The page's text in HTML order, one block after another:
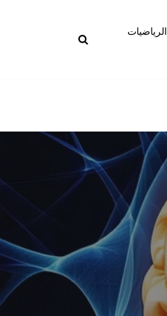
الرياضيات